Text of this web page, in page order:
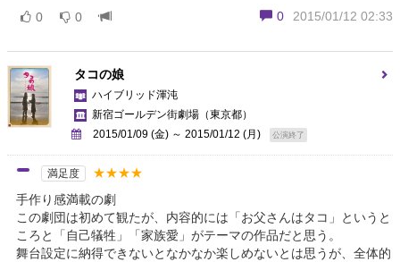
0 2015/01/12 02:33
0 0
タコの娘
ハイブリッド渾沌
新宿ゴールデン街劇場 （東京都）
2015/01/09 (金) ～ 2015/01/12 (月)
公演終了
満足度
★★★★
手作り感満載の劇
この劇団は初めて観たが、内容的には「お父さんはタコ」というと
ころと「自己犠牲」「家族愛」がテーマの作品だと思う。
舞台設定に納得できないとなかなか楽しめないとは思うが、全体的